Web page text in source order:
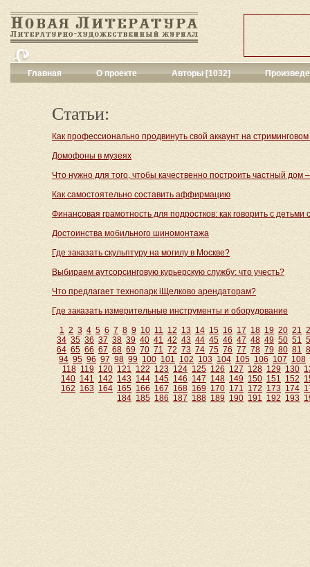
Главная О проекте Авторы [1032]
Переводы
Сценарии[8]
Повести,
Все жанры
Статьи:
Как профессионально продвинуть свой аккаунт на
Домофоны в музеях
Что нужно для того, чтобы качественно построить частный дом
Как самостоятельно составить аффирмацию
Финансовая грамотность для подростков: как говорить с детьми
Достоинства мобильного шиномонтажа
Где заказать скульптуру на могилу в Москве?
Выбираем аутсорсинговую курьерскую службу: что учесть?
Что предлагает технопарк iЩелково арендаторам?
Где заказать измерительные инструменты и оборудование
1 2 3 4 5 6 7 8 9 10 11 12 13 14 15 16 17 18 19 20 21
34 35 36 37 38 39 40 41 42 43 44 45 46 47 48 49 50 51
64 65 66 67 68 69 70 71 72 73 74 75 76 77 78 79 80 81
94 95 96 97 98 99 100 101 102 103 104 105 106 107 108
118 119 120 121 122 123 124 125 126 127 128 129 130
140 141 142 143 144 145 146 147 148 149 150 151 152
162 163 164 165 166 167 168 169 170 171 172 173 174
184 185 186 187 188 189 190 191 192 193